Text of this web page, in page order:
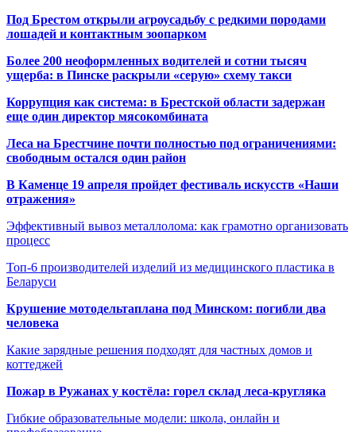
Под Брестом открыли агроусадьбу с редкими породами
лошадей и контактным зоопарком
Более 200 неоформленных водителей и сотни тысяч
ущерба: в Пинске раскрыли «серую» схему такси
Коррупция как система: в Брестской области задержан
еще один директор мясокомбината
Леса на Брестчине почти полностью под ограничениями:
свободным остался один район
В Каменце 19 апреля пройдет фестиваль искусств «Наши
отражения»
Эффективный вывоз металлолома: как грамотно организовать
процесс
Топ-6 производителей изделий из медицинского пластика в
Беларуси
Крушение мотодельтаплана под Минском: погибли два
человека
Какие зарядные решения подходят для частных домов и
коттеджей
Пожар в Ружанах у костёла: горел склад леса-кругляка
Гибкие образовательные модели: школа, онлайн и